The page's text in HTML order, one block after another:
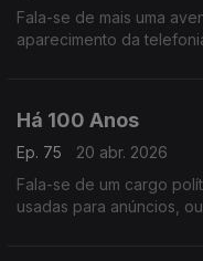
Fala-se de mais uma
aparecimento da
Há 100 Anos
Ep. 75
20 abr. 2026
Fala-se de um cargo
usadas para anúncios,